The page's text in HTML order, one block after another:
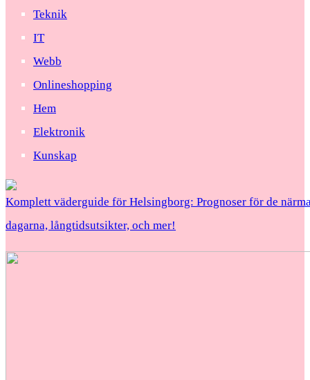
Teknik
IT
Webb
Onlineshopping
Hem
Elektronik
Kunskap
Komplett väderguide för Helsingborg: Prognoser för de
dagarna, långtidsutsikter, och mer!